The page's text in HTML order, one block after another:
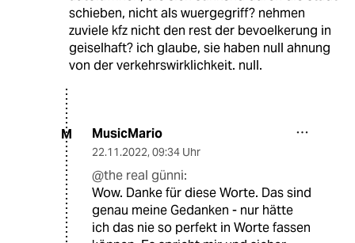
schieben, nicht als wuergegriff? nehmen
zuviele kfz nicht den rest der bevoelkerung in
geiselhaft? ich glaube, sie haben null ahnung
von der verkehrswirklichkeit. null.
M MusicMario
22.11.2022, 09:34 Uhr
@the real günni:
Wow. Danke für diese Worte. Das sind
genau meine Gedanken - nur hätte
ich das nie so perfekt in Worte fassen